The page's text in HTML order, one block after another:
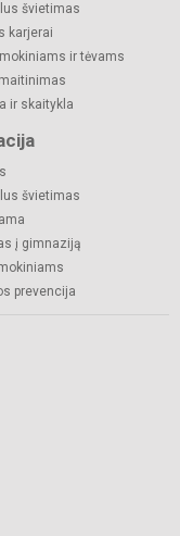
švietimas
karjerai
ir tėvams
ir skaitykla
švietimas
į gimnaziją
prevencija